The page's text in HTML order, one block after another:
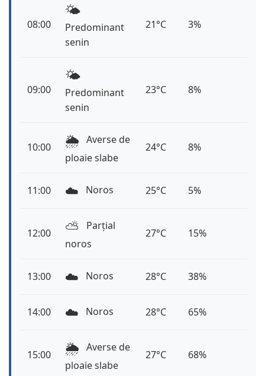
08:00
🌤️
Predominant
senin
21°C 3%
09:00
🌤️
Predominant
senin
23°C 8%
10:00 🌦️ Averse de
ploaie slabe
24°C 8%
11:00 ☁️ Noros 25°C 5%
12:00 ⛅️
Parțial
noros
27°C 15%
13:00 ☁️ Noros 28°C 38%
14:00 ☁️ Noros 28°C 65%
15:00 🌦️ Averse de
ploaie slabe
27°C 68%